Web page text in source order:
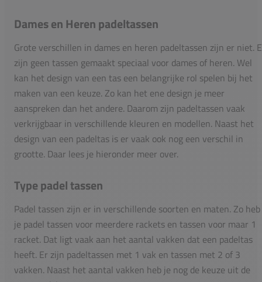
Dames en Heren padeltassen
Grote verschillen in dames en heren padeltassen zijn er niet.
zijn geen tassen gemaakt speciaal voor dames of heren. Wel
kan het design van een tas een belangrijke rol spelen bij het
maken van een keuze. Zo kan het ene design je meer
aanspreken dan het andere. Daarom zijn padeltassen vaak
verkrijgbaar in verschillende kleuren en modellen. Naast het
design van een padeltas is er vaak ook nog een verschil in
grootte. Daar lees je hieronder meer over.
Type padel tassen
Padel tassen zijn er in verschillende soorten en maten. Zo heb
je padel tassen voor meerdere rackets en tassen voor maar 1
racket. Dat ligt vaak aan het aantal vakken dat een padeltas
heeft. Er zijn padeltassen met 1 vak en tassen met 2 of 3
vakken. Naast het aantal vakken heb je nog de keuze uit de